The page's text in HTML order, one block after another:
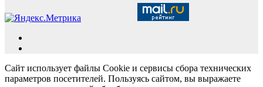
Сайт использует файлы Cookie и сервисы сбора технических
параметров посетителей. Пользуясь сайтом, вы выражаете